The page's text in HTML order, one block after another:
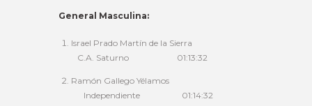
General Masculina:
Israel Prado Martín de la Sierra
C.A. Saturno 01:13:32
Ramón Gallego Yélamos
Independiente 01:14:32